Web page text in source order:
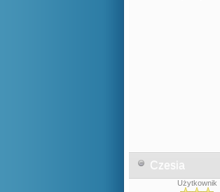
Czesia
Użytkownik